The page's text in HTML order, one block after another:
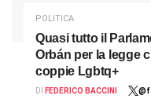
POLITICA
Quasi tutto il
Orbán per la legge
coppie Lgbtq+
DI FEDERICO BACCINI